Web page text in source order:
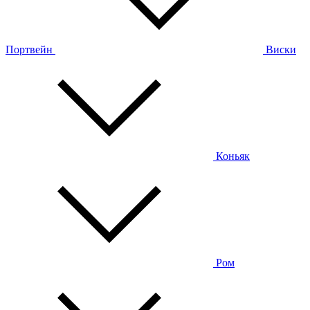
Портвейн Виски
Коньяк
Ром